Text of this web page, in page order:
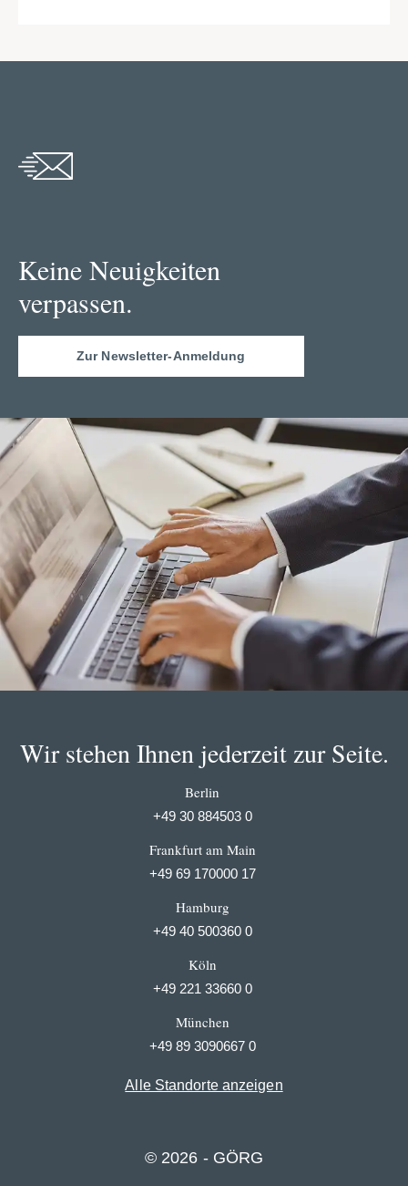
Keine Neuigkeiten
verpassen.
Zur Newsletter-Anmeldung
Wir stehen Ihnen jederzeit zur Seite.
Berlin
+49 30 884503 0
Frankfurt am Main
+49 69 170000 17
Hamburg
+49 40 500360 0
Köln
+49 221 33660 0
München
+49 89 3090667 0
Alle Standorte anzeigen
© 2026 - GÖRG